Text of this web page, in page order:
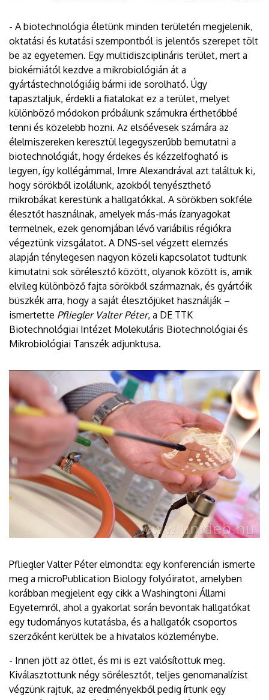
- A biotechnológia életünk minden területén megjelenik,
oktatási és kutatási szempontból is jelentős szerepet tölt
be az egyetemen. Egy multidiszciplináris terület, mert a
biokémiától kezdve a mikrobiológián át a
gyártástechnológiáig bármi ide sorolható. Úgy
tapasztaljuk, érdekli a fiatalokat ez a terület, melyet
különböző módokon próbálunk számukra érthetőbbé
tenni és közelebb hozni. Az elsőévesek számára az
élelmiszereken keresztül legegyszerűbb bemutatni a
biotechnológiát, hogy érdekes és kézzelfogható is
legyen, így kollégámmal, Imre Alexandrával azt találtuk ki,
hogy sörökből izolálunk, azokból tenyészthető
mikrobákat kerestünk a hallgatókkal. A sörökben sokféle
élesztőt használnak, amelyek más-más ízanyagokat
termelnek, ezek genomjában lévő variábilis régiókra
végeztünk vizsgálatot. A DNS-sel végzett elemzés
alapján ténylegesen nagyon közeli kapcsolatot tudtunk
kimutatni sok sörélesztő között, olyanok között is, amik
elvileg különböző fajta sörökből származnak, és gyártóik
büszkék arra, hogy a saját élesztőjüket használják –
ismertette Pfliegler Valter Péter, a DE TTK
Biotechnológiai Intézet Molekuláris Biotechnológiai és
Mikrobiológiai Tanszék adjunktusa.
Pfliegler Valter Péter elmondta: egy konferencián ismerte
meg a microPublication Biology folyóiratot, amelyben
korábban megjelent egy cikk a Washingtoni Állami
Egyetemről, ahol a gyakorlat során bevontak hallgatókat
egy tudományos kutatásba, és a hallgatók csoportos
szerzőként kerültek be a hivatalos közleménybe.
- Innen jött az ötlet, és mi is ezt valósítottuk meg.
Kiválasztottunk négy sörélesztőt, teljes genomanalízist
végzünk rajtuk, az eredményekből pedig írtunk egy